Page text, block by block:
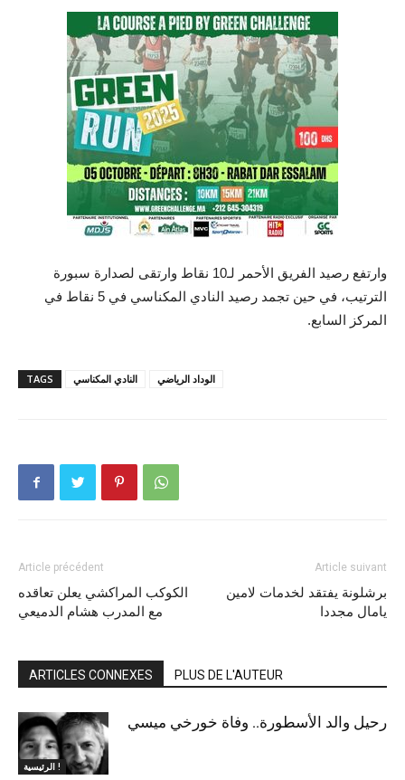
وارتفع رصيد الفريق الأحمر لـ10 نقاط وارتقى لصدارة سبورة
الترتيب، في حين تجمد رصيد النادي المكناسي في 5 نقاط في
المركز السابع.
TAGS النادي المكناسي الوداد الرياضي
Article précédent
الكوكب المراكشي يعلن تعاقده
مع المدرب هشام الدميعي
Article suivant
برشلونة يفتقد لخدمات لامين
يامال مجددا
ARTICLES CONNEXES PLUS DE L'AUTEUR
الرئيسية !
رحيل والد الأسطورة.. وفاة خورخي ميسي